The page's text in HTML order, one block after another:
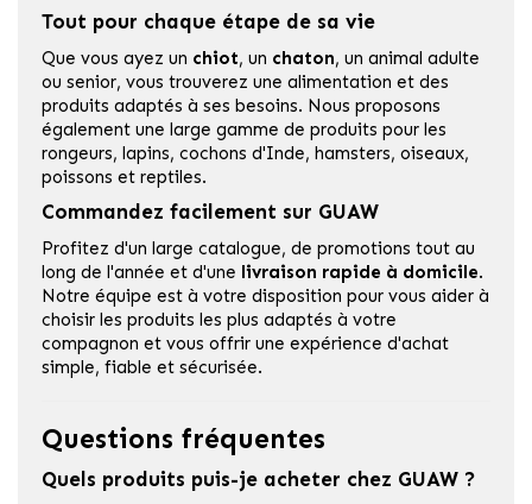
Tout pour chaque étape de sa vie
Que vous ayez un chiot, un chaton, un animal adulte
ou senior, vous trouverez une alimentation et des
produits adaptés à ses besoins. Nous proposons
également une large gamme de produits pour les
rongeurs, lapins, cochons d'Inde, hamsters, oiseaux,
poissons et reptiles.
Commandez facilement sur GUAW
Profitez d'un large catalogue, de promotions tout au
long de l'année et d'une livraison rapide à domicile.
Notre équipe est à votre disposition pour vous aider à
choisir les produits les plus adaptés à votre
compagnon et vous offrir une expérience d'achat
simple, fiable et sécurisée.
Questions fréquentes
Quels produits puis-je acheter chez GUAW ?